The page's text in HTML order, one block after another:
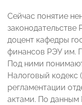
Сейчас понятие
законодательстве
доцент кафедры
финансов РЭУ им.
Под ними
Налоговый кодекс
регламентации
актами. По данным